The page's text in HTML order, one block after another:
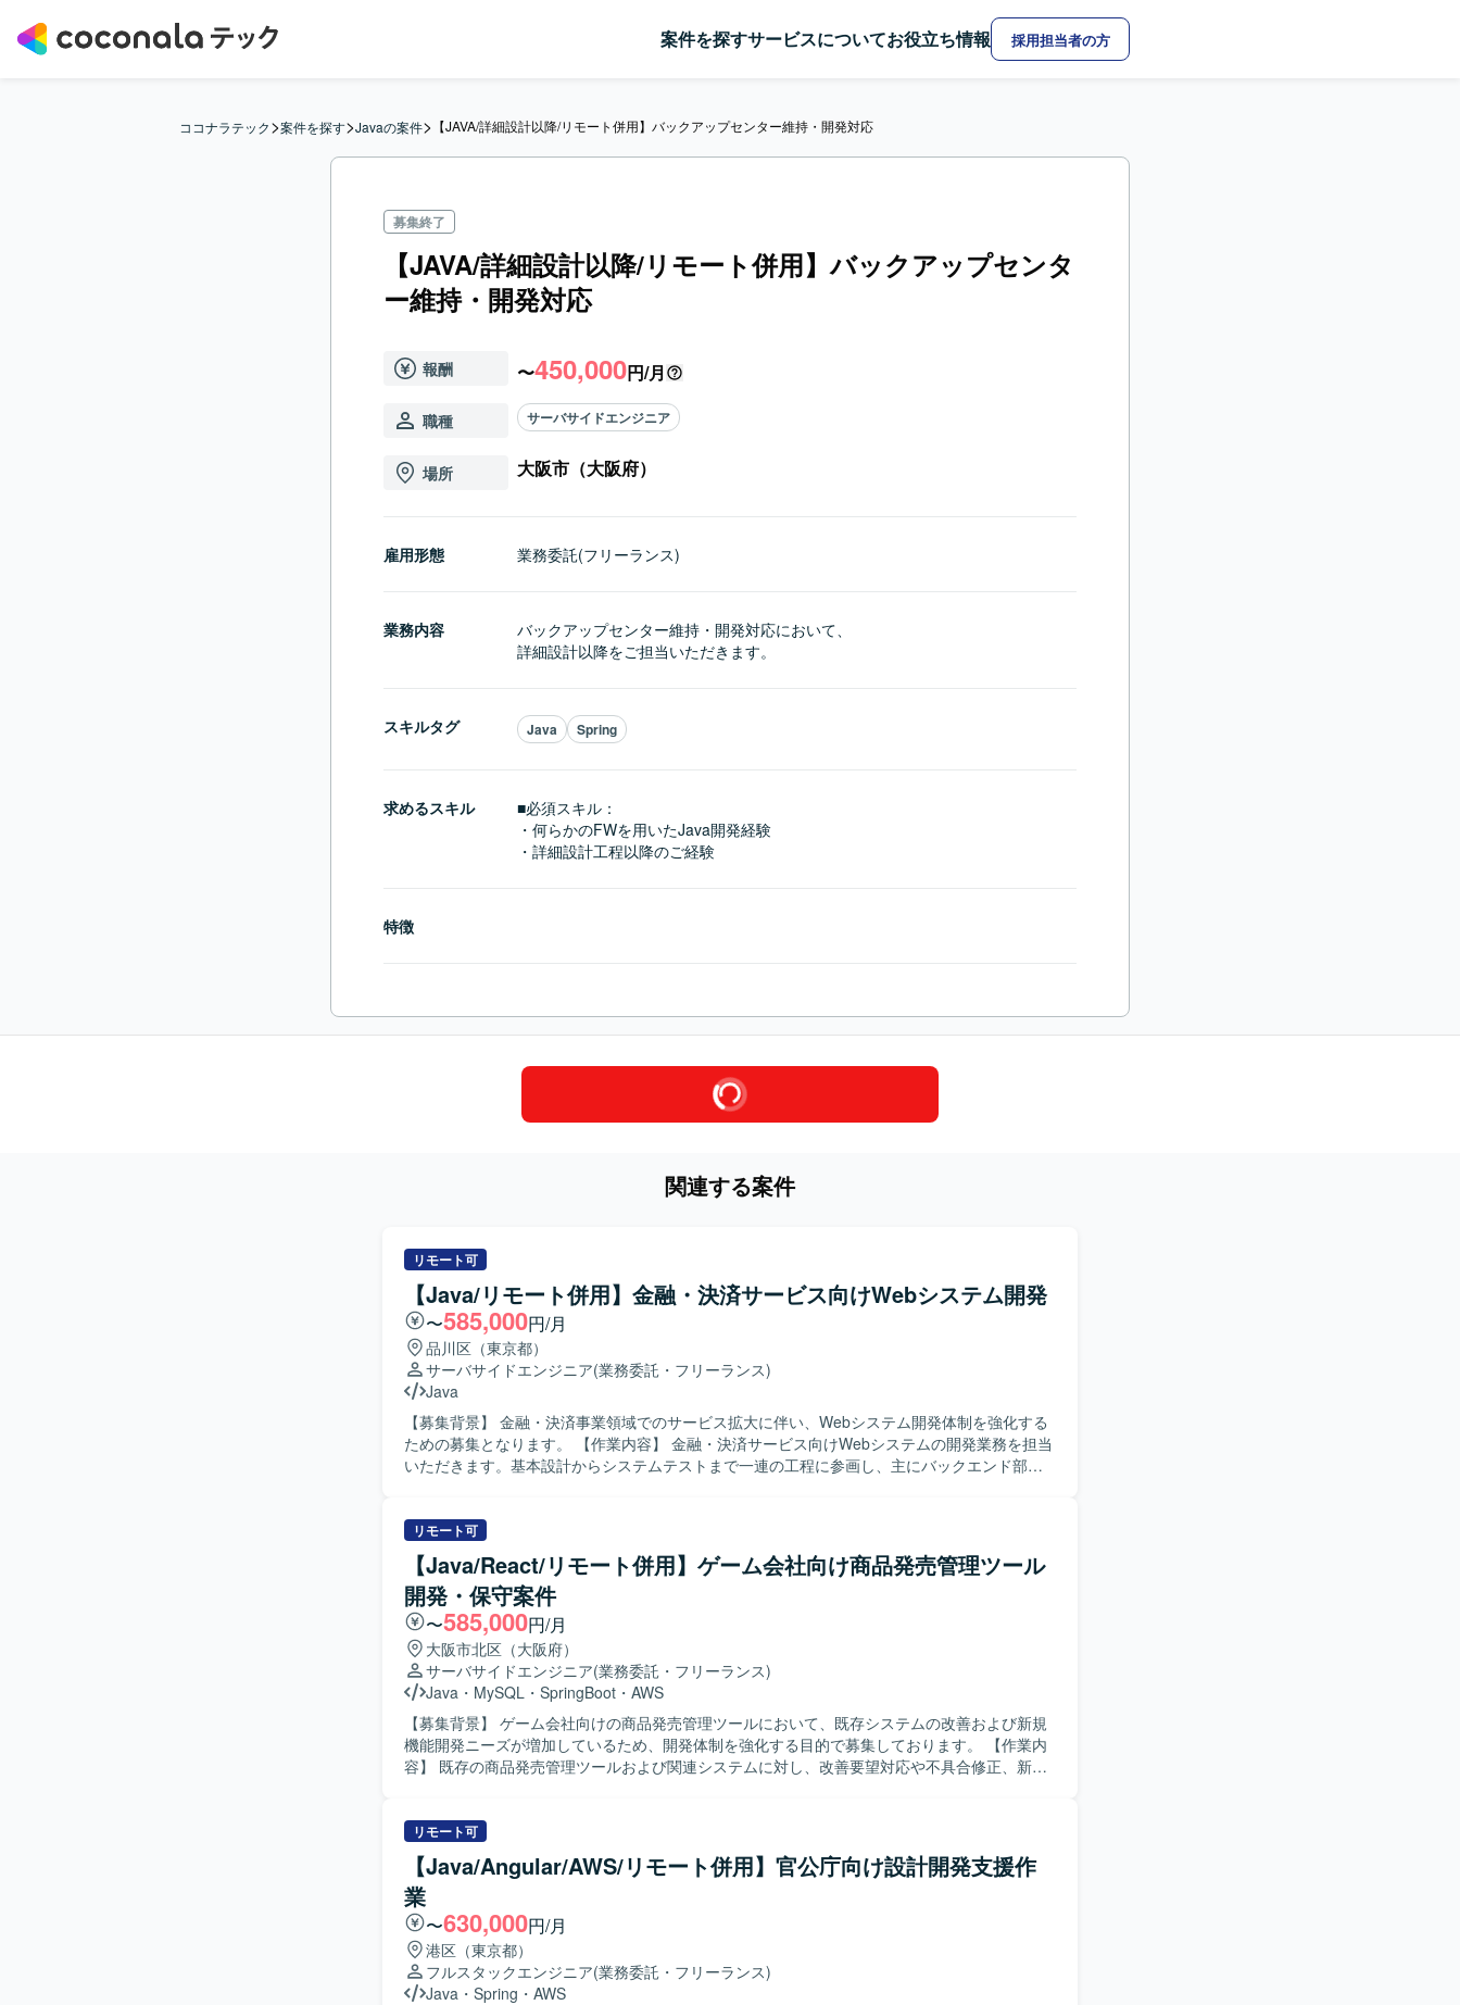
案件を探すサービスについてお役立ち情報 採用担当者の方
ココナラテック>案件を探す>Javaの案件> 【JAVA/詳細設計以降/リモート併用】バックアップセンター維持・開発対応
募集終了
【JAVA/詳細設計以降/リモート併用】バックアップセンタ
ー維持・開発対応
報酬 〜450,000円/月
職種 サーバサイドエンジニア
場所 大阪市（大阪府）
雇用形態 業務委託(フリーランス)
業務内容
バックアップセンター維持・開発対応において、
詳細設計以降をご担当いただきます。
スキルタグ Java Spring
求めるスキル
■必須スキル：
・何らかのFWを用いたJava開発経験
・詳細設計工程以降のご経験
特徴
関連する案件
リモート可
【Java/リモート併用】金融・決済サービス向けWebシステム開発
〜585,000円/月
品川区（東京都）
サーバサイドエンジニア(業務委託・フリーランス)
Java
【募集背景】 金融・決済事業領域でのサービス拡大に伴い、Webシステム開発体制を強化する
ための募集となります。 【作業内容】 金融・決済サービス向けWebシステムの開発業務を担当
いただきます。基本設計からシステムテストまで一連の工程に参画し、主にバックエンド部分
ムメンバーと円滑にコミュニケーションを取りながら、品質を意識して開発に取り組める方が
望ましいです。 【ポジションの魅力】 金融・決済領域という高い信頼性と拡張性が求められる
分野での開発経験を積むことができます。基本設計からシステムテストまで幅広い工程に関わ
ることで、上流から下流までの一連の開発プロセスを経験できる点が魅力です。また、今後の
増員も見込まれており、長期的にサービス成長に関わる機会があります。 【開発環境】 Javaを
用いたWebシステムのバックエンド開発を中心に、PythonやTypeScript、AWS、AI技術などを
活用したシステム開発に取り組んでいただきます。
リモート可
【Java/React/リモート併用】ゲーム会社向け商品発売管理ツール
開発・保守案件
〜585,000円/月
大阪市北区（大阪府）
サーバサイドエンジニア(業務委託・フリーランス)
Java ・ MySQL ・ SpringBoot ・ AWS
【募集背景】 ゲーム会社向けの商品発売管理ツールにおいて、既存システムの改善および新規
機能開発ニーズが増加しているため、開発体制を強化する目的で募集しております。 【作業内
容】 既存の商品発売管理ツールおよび関連システムに対し、改善要望対応や不具合修正、新規
ていただきます。 【求める人物像】 自立して設計から開発、テストまで一貫して対応できる方
を求めております。与えられたタスクに対して主体的に課題を整理し、周囲と連携しながら着
実に推進できる方を歓迎いたします。 【ポジションの魅力】 複数の関連システムに携わること
で、設計から開発、テストまで一連の工程を経験することができます。Javaを中心としつつ、
ReactやTypeScript、AWSなどモダンな技術にも触れられる環境のため、フルスタック志向のス
キルアップが期待できます。 【開発環境】 Java、Spring Boot、JavaScript、React、Next.js、
TypeScript、JUnit、Jest、MySQL、AWS各種サービスを利用したWebアプリケーション開発環
境となります。
リモート可
【Java/Angular/AWS/リモート併用】官公庁向け設計開発支援作
業
〜630,000円/月
港区（東京都）
フルスタックエンジニア(業務委託・フリーランス)
Java ・ Spring ・ AWS